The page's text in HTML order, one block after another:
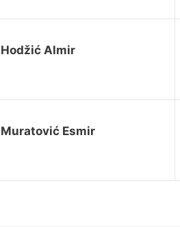
Hodžić Almir
Muratović Esmir